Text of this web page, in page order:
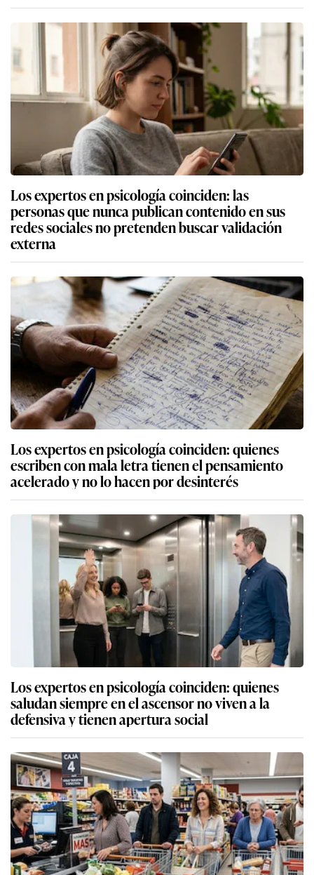
Los expertos en psicología coinciden: las
personas que nunca publican contenido en sus
redes sociales no pretenden buscar validación
externa
Los expertos en psicología coinciden: quienes
escriben con mala letra tienen el pensamiento
acelerado y no lo hacen por desinterés
Los expertos en psicología coinciden: quienes
saludan siempre en el ascensor no viven a la
defensiva y tienen apertura social